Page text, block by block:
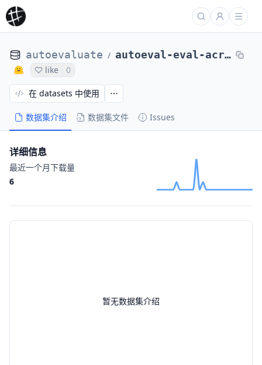
autoevaluate / autoeval-eval-acronym_identification-default-31f5c5-68516145618
like 0
数据集介绍 数据集文件 Issues
在 datasets 中使用
暂无数据集介绍
详细信息
最近一个月下载量
6